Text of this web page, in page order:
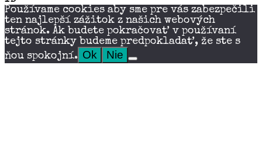
Používame cookies aby sme pre vás zabezpečili
ten najlepší zážitok z našich webových
stránok. Ak budete pokračovať v používaní
tejto stránky budeme predpokladať, že ste s
ňou spokojní. Ok Nie